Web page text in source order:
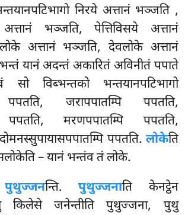
निरये अत्तानं भञ्जति ,
अत्तानं भञ्जति, पेत्तिविसये अत्तानं
अत्तानं भञ्जति, देवलोके अत्तानं
यानं अदन्तं अकारितं अविनीतं पपाते
विब्भन्तको भन्तयानपटिभागो
पपतति, जरापपातम्पि पपतति,
पपतति, मरणपपातम्पि पपतति,
पपतति. लोकेति
– यानं भन्तंव तं लोके.
पुथुज्जनन्ति.पुथुज्जनाति केनट्ठेन
किलेसे जनेन्तीति पुथुज्जना, पुथु